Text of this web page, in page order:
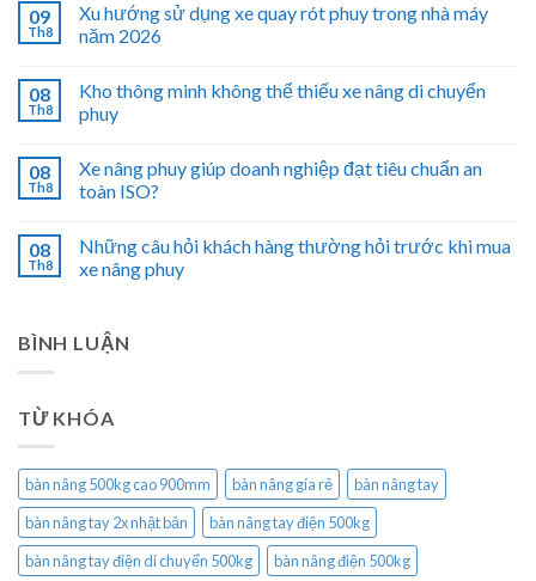
09
Th8
Xu hướng sử dụng xe quay rót phuy trong nhà máy
năm 2026
08
Th8
Kho thông minh không thể thiếu xe nâng di chuyển
phuy
08
Th8
Xe nâng phuy giúp doanh nghiệp đạt tiêu chuẩn an
toàn ISO?
08
Th8
Những câu hỏi khách hàng thường hỏi trước khi mua
xe nâng phuy
BÌNH LUẬN
TỪ KHÓA
bàn nâng 500kg cao 900mm bàn nâng gía rẻ
bàn nâng tay
bàn nâng tay 2x nhật bản
bàn nâng tay điện 500kg
bàn nâng tay điện di chuyển 500kg
bàn nâng điện 500kg